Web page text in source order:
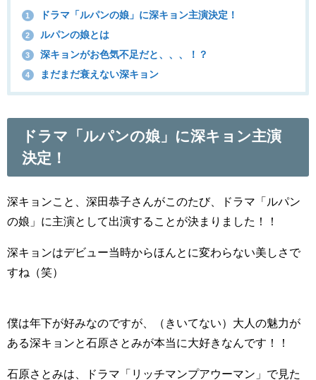
1 ドラマ「ルパンの娘」に深キョン主演決定！
2 ルパンの娘とは
3 深キョンがお色気不足だと、、、！？
4 まだまだ衰えない深キョン
ドラマ「ルパンの娘」に深キョン主演
決定！
深キョンこと、深田恭子さんがこのたび、ドラマ「ルパン
の娘」に主演として出演することが決まりました！！
深キョンはデビュー当時からほんとに変わらない美しさで
すね（笑）
僕は年下が好みなのですが、（きいてない）大人の魅力が
ある深キョンと石原さとみが本当に大好きなんです！！
石原さとみは、ドラマ「リッチマンプアウーマン」で見た